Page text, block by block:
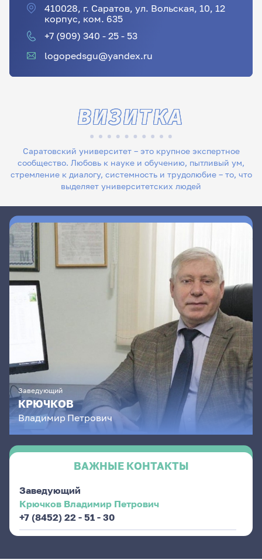
410028, г. Саратов, ул. Вольская, 10, 12
корпус, ком. 635
+7 (909) 340 - 25 - 53
logopedsgu@yandex.ru
Саратовский университет – это крупное экспертное
сообщество. Любовь к науке и обучению, пытливый ум,
стремление к диалогу, системность и трудолюбие – то, что
выделяет университетских людей
ВИЗИТКА
Заведующий
КРЮЧКОВ
ВладимирПетрович
ВАЖНЫЕ КОНТАКТЫ
Заведующий
Крючков Владимир Петрович
+7 (8452) 22 - 51 - 30